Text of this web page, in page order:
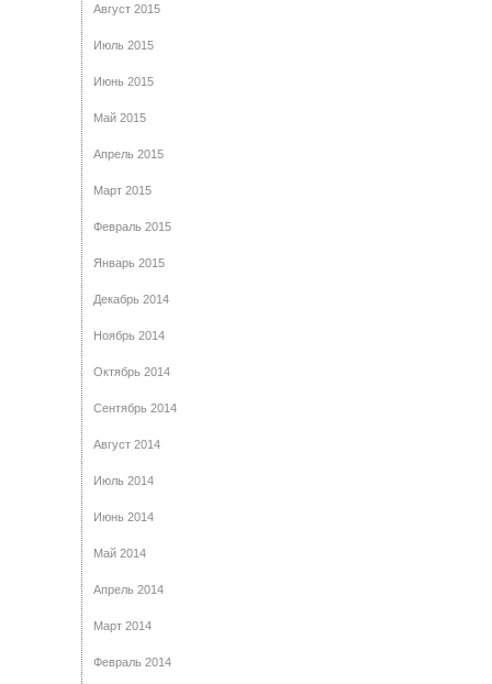
Август 2015
Июль 2015
Июнь 2015
Май 2015
Апрель 2015
Март 2015
Февраль 2015
Январь 2015
Декабрь 2014
Ноябрь 2014
Октябрь 2014
Сентябрь 2014
Август 2014
Июль 2014
Июнь 2014
Май 2014
Апрель 2014
Март 2014
Февраль 2014